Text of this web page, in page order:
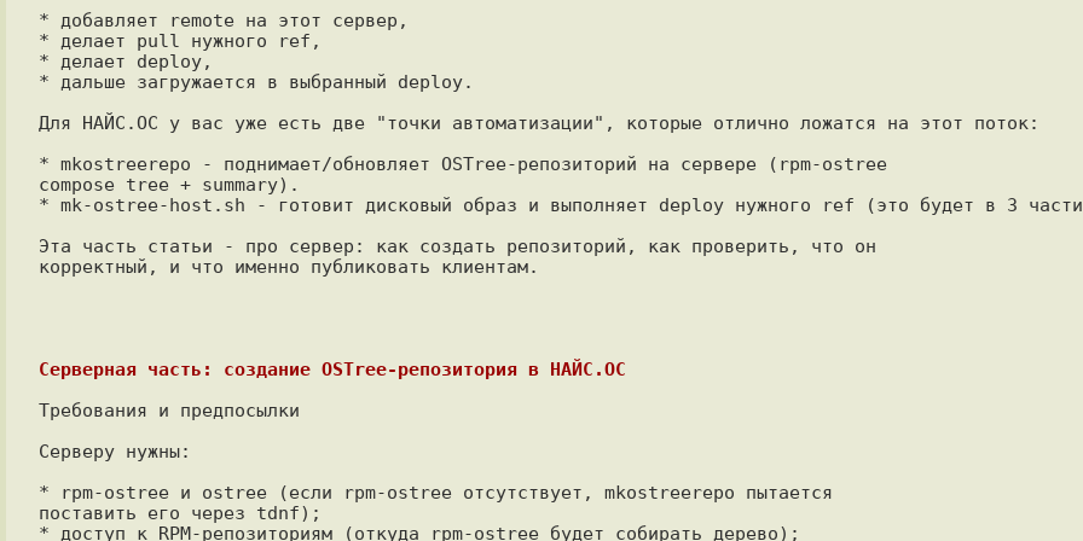
* добавляет remote на этот сервер,
* делает pull нужного ref,
* делает deploy,
* дальше загружается в выбранный deploy.
Для НАЙС.ОС у вас уже есть две "точки автоматизации", которые отлично ложатся на этот поток:
* mkostreerepo - поднимает/обновляет OSTree-репозиторий на сервере (rpm-ostree
compose tree + summary).
* mk-ostree-host.sh - готовит дисковый образ и выполняет deploy нужного ref (это будет в 3
Эта часть статьи - про сервер: как создать репозиторий, как проверить, что он
корректный, и что именно публиковать клиентам.
Серверная часть: создание OSTree-репозитория в НАЙС.ОС
Требования и предпосылки
Серверу нужны:
* rpm-ostree и ostree (если rpm-ostree отсутствует, mkostreerepo пытается
поставить его через tdnf);
* доступ к RPM-репозиториям (откуда rpm-ostree будет собирать дерево);